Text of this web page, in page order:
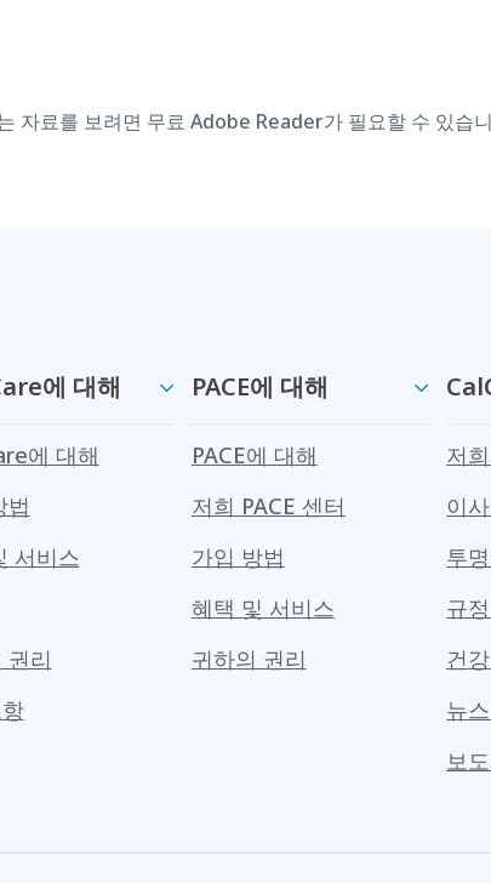
자료를 보려면 무료 Adobe Reader가 필요할 수 있습
에 대해
에 대해
법
서비스
권리
PACE에 대해
PACE에 대해
저희 PACE 센터
가입 방법
혜택 및 서비스
귀하의 권리
저
이
투
규
건
뉴
보